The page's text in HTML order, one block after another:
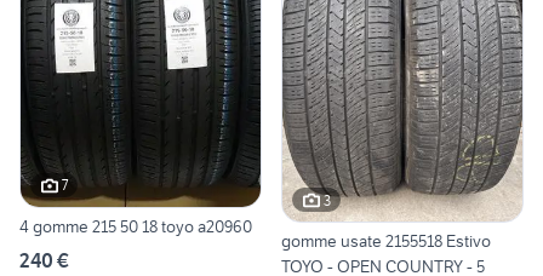
7
4 gomme 215 50 18 toyo a20960
240 €
3
gomme usate 2155518 Estivo
TOYO - OPEN COUNTRY - 5